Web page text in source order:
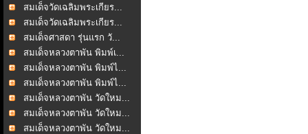
สมเด็จวัดเฉลิมพระเกียร...
สมเด็จวัดเฉลิมพระเกียร...
สมเด็จศาสดา รุ่นแรก วั...
สมเด็จหลวงตาพัน พิมพ์เ...
สมเด็จหลวงตาพัน พิมพ์ไ...
สมเด็จหลวงตาพัน พิมพ์ไ...
สมเด็จหลวงตาพัน วัดใหม...
สมเด็จหลวงตาพัน วัดใหม...
สมเด็จหลวงตาพัน วัดใหม...